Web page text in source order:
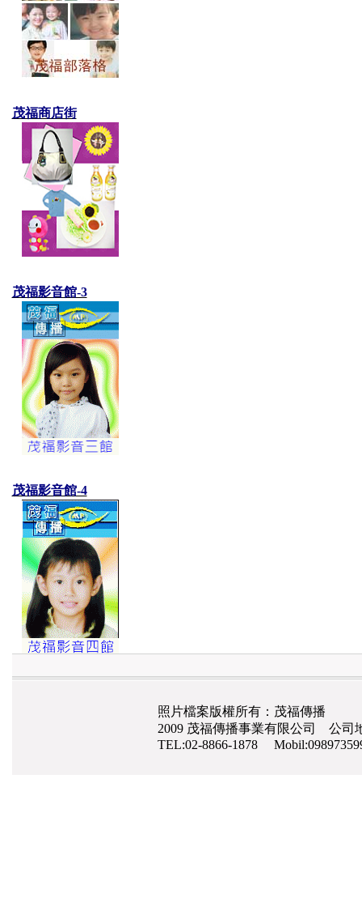
茂福商店街
茂福影音館-3
茂福影音館-4
照片檔案版權所有：茂福傳播
2009 茂福傳播事業有限公司 公司
TEL:02-8866-1878